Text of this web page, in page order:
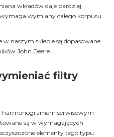
wkładów daje bardziej
wymiany całego korpusu
naszym sklepie są dopasowane
John Deere.
filtry
harmonogramem serwisowym
są w wymagających
elementy tego typu